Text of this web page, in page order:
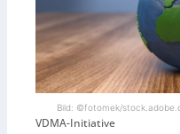
Bild: ©fotomek/
VDMA-Initiative